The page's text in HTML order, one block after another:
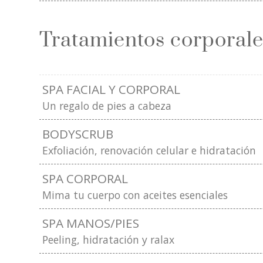
Tratamientos
SPA FACIAL Y CORPORAL
Un regalo de pies a cabeza
BODYSCRUB
Exfoliación, renovación celular e hidratación
SPA CORPORAL
Mima tu cuerpo con aceites esenciales
SPA MANOS/PIES
Peeling, hidratación y ralax